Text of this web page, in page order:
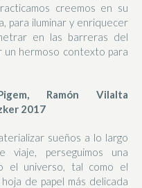
creemos en su
para iluminar y enriquecer
en las barreras del
un hermoso contexto para
Ramón Vilalta
2017
sueños a lo largo
perseguimos una
el universo, tal como el
de papel más delicada